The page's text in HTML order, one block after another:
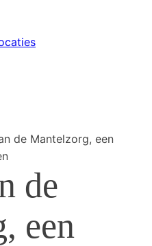
de Mantelzorg, een
de
een